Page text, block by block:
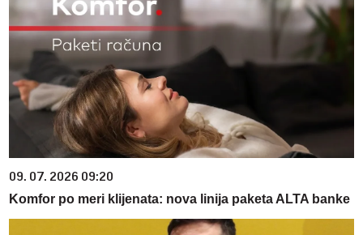
09. 07. 2026 09:20
Komfor po meri klijenata: nova linija paketa ALTA banke